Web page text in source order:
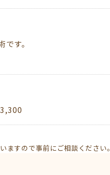
す。
すので事前にご相談ください。